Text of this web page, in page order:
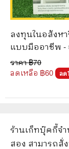
ลงทุนในอสังห
แบบมืออาชีพ -
วิสุทธิ์
ราคา ฿70
ลดเหลือ ฿60 ลด
ร้านเก็ทบุ๊คกี้จ
สอง สามารถสั่